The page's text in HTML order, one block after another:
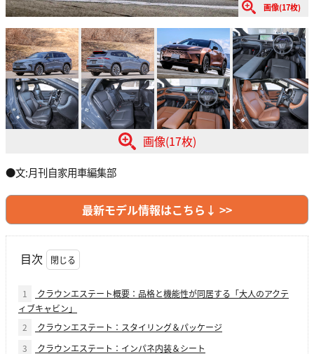
画像(17枚)
画像(17枚)
●文:月刊自家用車編集部
最新モデル情報はこちら↓ >>
目次
1
クラウンエステート概要：品格と機能性が同居する「大人のアクテ
ィブキャビン」
2
クラウンエステート：スタイリング＆パッケージ
3
クラウンエステート：インパネ内装＆シート